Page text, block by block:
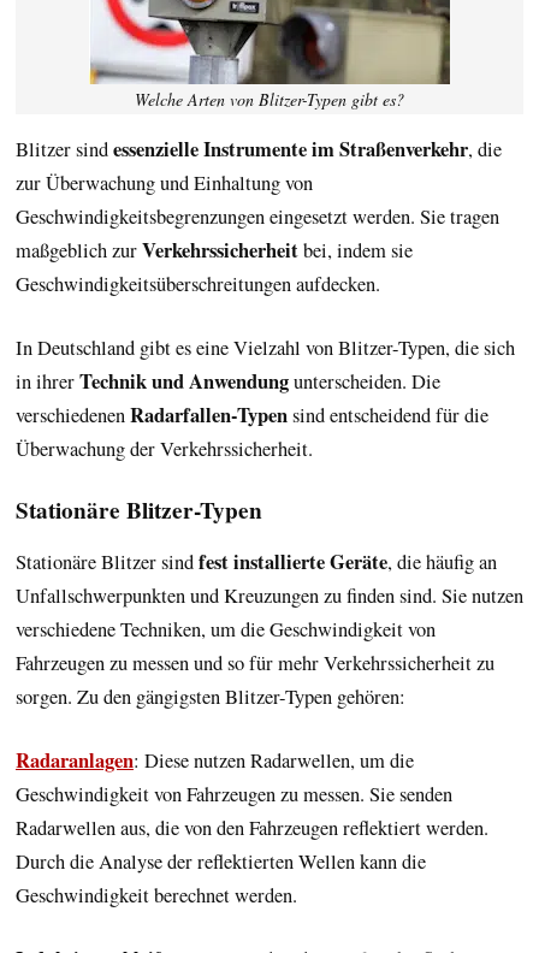
Welche Arten von Blitzer-Typen gibt es?
Blitzer sindessenzielle Instrumente im Straßenverkehr, die
zur Überwachung und Einhaltung von
Geschwindigkeitsbegrenzungen eingesetzt werden. Sie tragen
maßgeblich zurVerkehrssicherheitbei, indem sie
Geschwindigkeitsüberschreitungen aufdecken.
In Deutschland gibt es eine Vielzahl von Blitzer-Typen, die sich
in ihrerTechnik und Anwendungunterscheiden. Die
verschiedenenRadarfallen-Typensind entscheidend für die
Überwachung der Verkehrssicherheit.
Stationäre Blitzer-Typen
Stationäre Blitzer sindfest installierte Geräte, die häufig an
Unfallschwerpunkten und Kreuzungen zu finden sind. Sie nutzen
verschiedene Techniken, um die Geschwindigkeit von
Fahrzeugen zu messen und so für mehr Verkehrssicherheit zu
sorgen. Zu den gängigsten Blitzer-Typen gehören:
Radaranlagen: Diese nutzen Radarwellen, um die
Geschwindigkeit von Fahrzeugen zu messen. Sie senden
Radarwellen aus, die von den Fahrzeugen reflektiert werden.
Durch die Analyse der reflektierten Wellen kann die
Geschwindigkeit berechnet werden.